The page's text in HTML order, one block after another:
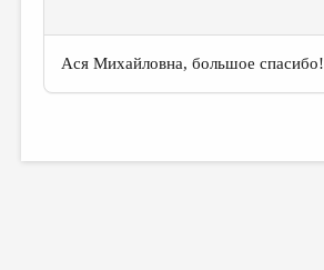
Ася Михайловна, большое спасибо!